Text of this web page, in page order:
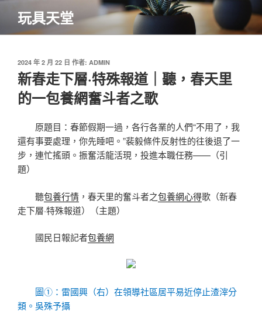
主
玩具天堂
發
佈
於
2024 年 2 月 22 日 作者: ADMIN
新春走下層·特殊報道｜聽，春天里
的一包養網奮斗者之歌
原題目：春節假期一過，各行各業的人們“不用了，我
還有事要處理，你先睡吧。”裴毅條件反射性的往後退了一
步，連忙搖頭。振奮活龍活現，投進本職任務——（引
題）
聽包養行情 ，春天里的奮斗者之包養網心得歌（新春
走下層·特殊報道）（主題）
國民日報記者包養網
圖①：雷國興（右）在領導社區居平易近停止渣滓分
類。 吳殊予攝